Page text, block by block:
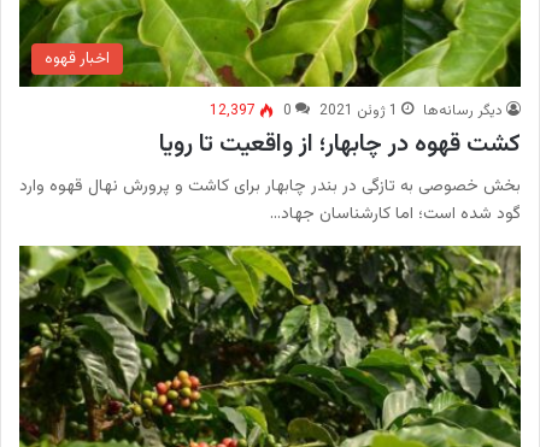
اخبار قهوه
دیگر رسانه‌ها 1 ژوئن 2021 0
12,397
کشت قهوه در چابهار؛ از واقعیت تا رویا
بخش خصوصی به تازگی در بندر چابهار برای کاشت و پرورش نهال قهوه وارد
گود شده است؛ اما کارشناسان جهاد…